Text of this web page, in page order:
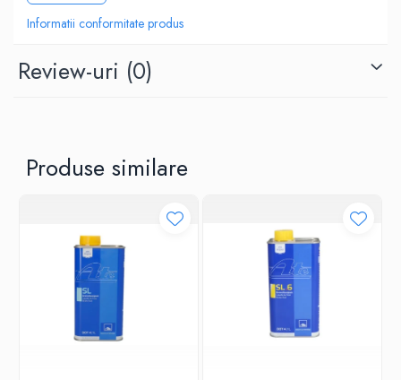
CATEGORIA
Autoturisme
NORME, SPECIFICATII
API SL, ACEA A3, ACEA B3, MB 229.1
Informatii conformitate produs
Review-uri (0)
Produse similare